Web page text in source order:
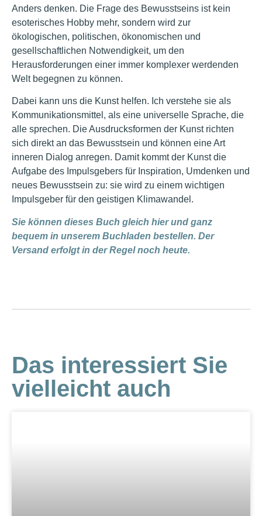
Anders denken. Die Frage des Bewusstseins ist kein
esoterisches Hobby mehr, sondern wird zur
ökologischen, politischen, ökonomischen und
gesellschaftlichen Notwendigkeit, um den
Herausforderungen einer immer komplexer werdenden
Welt begegnen zu können.
Dabei kann uns die Kunst helfen. Ich verstehe sie als
Kommunikationsmittel, als eine universelle Sprache, die
alle sprechen. Die Ausdrucksformen der Kunst richten
sich direkt an das Bewusstsein und können eine Art
inneren Dialog anregen. Damit kommt der Kunst die
Aufgabe des Impulsgebers für Inspiration, Umdenken und
neues Bewusstsein zu: sie wird zu einem wichtigen
Impulsgeber für den geistigen Klimawandel.
Sie können dieses Buch gleich hier und ganz
bequem in unserem Buchladen bestellen. Der
Versand erfolgt in der Regel noch heute.
Das interessiert Sie
vielleicht auch